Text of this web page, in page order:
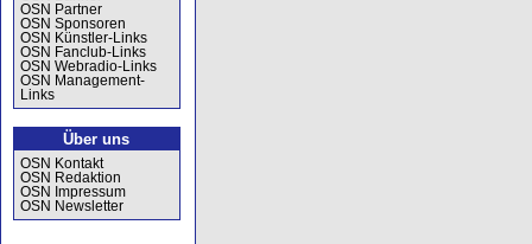
OSN Partner
OSN Sponsoren
OSN Künstler-Links
OSN Fanclub-Links
OSN Webradio-Links
OSN Management-
Links
Über uns
OSN Kontakt
OSN Redaktion
OSN Impressum
OSN Newsletter